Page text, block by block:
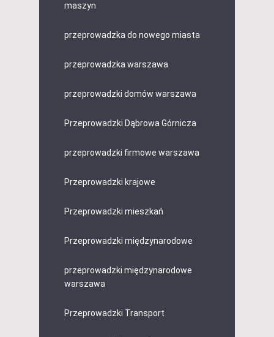
maszyn
przeprowadzka do nowego miasta
przeprowadzka warszawa
przeprowadzki domów warszawa
Przeprowadzki Dąbrowa Górnicza
przeprowadzki firmowe warszawa
Przeprowadzki krajowe
Przeprowadzki mieszkań
Przeprowadzki międzynarodowe
przeprowadzki międzynarodowe
warszawa
Przeprowadzki Transport